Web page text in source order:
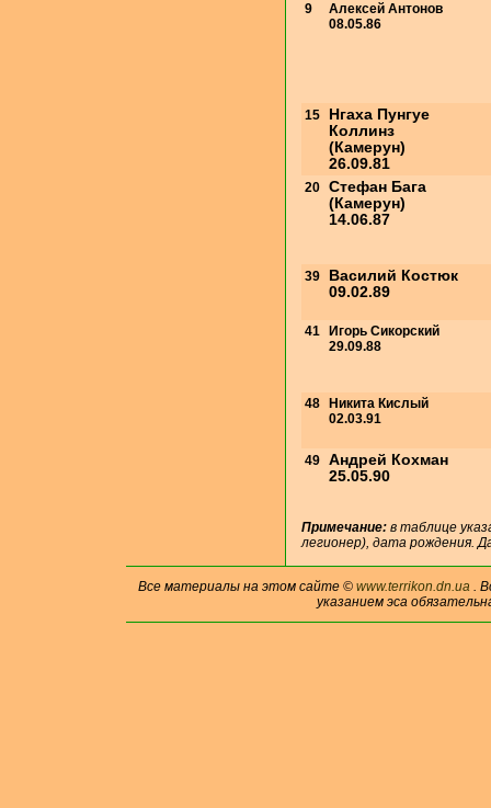
9
Алексей Антонов
08.05.86
15
Нгаха Пунгуе
Коллинз
(Камерун)
26.09.81
20 Стефан Бага
(Камерун)
14.06.87
39
Василий Костюк
09.02.89
41
Игорь Сикорский
29.09.88
48
Никита Кислый
02.03.91
49 Андрей Кохман
25.05.90
Примечание: в таблице
легионер), дата рождения.
Все материалы на этом сайте © www.terrikon.dn.ua .
указанием эса